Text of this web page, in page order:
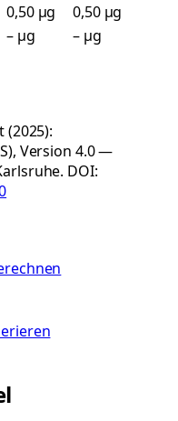
0,50 µg
0,50 µg
– µg
– µg
Version 4.0 —
DOI: